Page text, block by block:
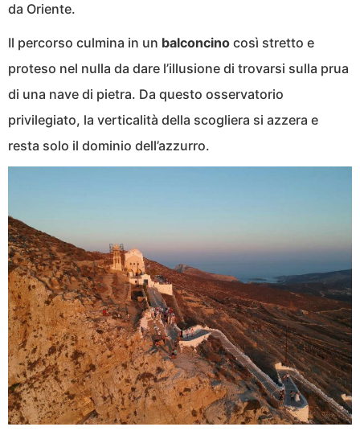
da Oriente.
Il percorso culmina in un balconcino così stretto e
proteso nel nulla da dare l’illusione di trovarsi sulla prua
di una nave di pietra. Da questo osservatorio
privilegiato, la verticalità della scogliera si azzera e
resta solo il dominio dell’azzurro.